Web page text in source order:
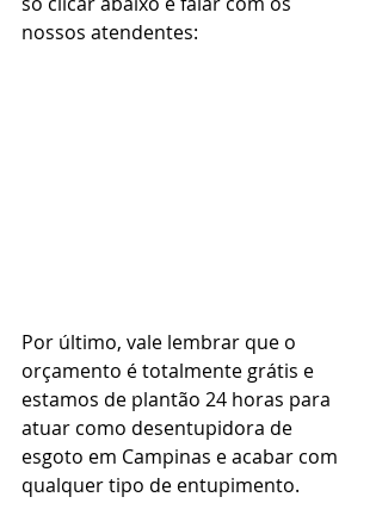
nossos atendentes:
Por último, vale lembrar que o
orçamento é totalmente grátis e
estamos de plantão 24 horas para
atuar como desentupidora de
esgoto em Campinas e acabar com
qualquer tipo de entupimento.